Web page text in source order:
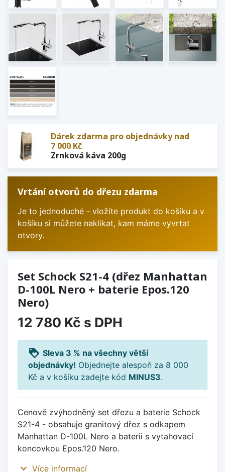
Dárek zdarma pro objednávky nad
7 000 Kč
Zrnková káva 200g
Vrtání otvorů do dřezu zdarma
Je to jednoduché - vložíte produkt do košíku a v
košíku si můžete naklikat, kam máme vyvrtat
otvory.
Set Schock S21-4 (dřez Manhattan
D-100L Nero + baterie Epos.120
Nero)
12 780 Kč s DPH
loyalty Sleva 3 % na všechny větší
objednávky! Objednejte alespoň za 8 000
Kč a v košíku zadejte kód MINUS3.
Cenově zvýhodněný set dřezu a baterie Schock
S21-4 - obsahuje granitový dřez s odkapem
Manhattan D-100L Nero a baterii s vytahovací
koncovkou Epos.120 Nero.
expand_more Více informací